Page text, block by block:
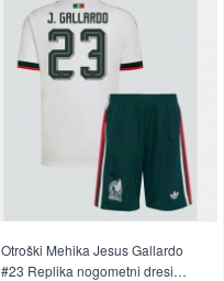
Otroški Mehika Jesus Gallardo
#23 Replika nogometni dresi